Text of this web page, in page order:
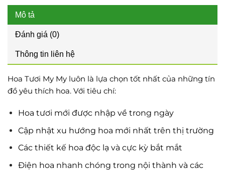
Mô tả
Đánh giá (0)
Thông tin liên hệ
Hoa Tươi My My luôn là lựa chọn tốt nhất của những tín
đồ yêu thích hoa. Với tiêu chí:
Hoa tươi mới được nhập về trong ngày
Cập nhật xu hướng hoa mới nhất trên thị trường
Các thiết kế hoa độc lạ và cực kỳ bắt mắt
Điện hoa nhanh chóng trong nội thành và các